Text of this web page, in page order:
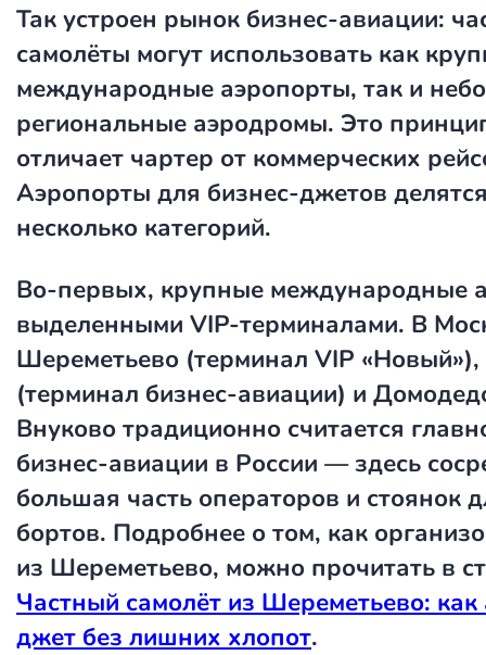
Так устроен рынок бизнес-авиации:
самолёты могут использовать как
международные аэропорты, так и
региональные аэродромы. Это
отличает чартер от коммерческих
Аэропорты для бизнес-джетов
несколько категорий.
Во-первых, крупные международные
выделенными VIP-терминалами. В
Шереметьево (терминал VIP
(терминал бизнес-авиации) и
Внуково традиционно считается
бизнес-авиации в России — здесь
большая часть операторов и стоянок
бортов. Подробнее о том, как
из Шереметьево, можно прочитать в
Частный самолёт из Шереметьево: как
джет без лишних хлопот.